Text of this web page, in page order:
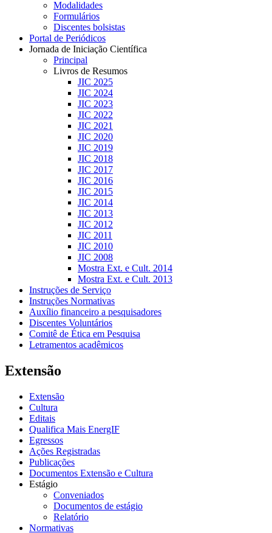
Modalidades
Formulários
Discentes bolsistas
Portal de Periódicos
Jornada de Iniciação Científica
Principal
Livros de Resumos
JIC 2025
JIC 2024
JIC 2023
JIC 2022
JIC 2021
JIC 2020
JIC 2019
JIC 2018
JIC 2017
JIC 2016
JIC 2015
JIC 2014
JIC 2013
JIC 2012
JIC 2011
JIC 2010
JIC 2008
Mostra Ext. e Cult. 2014
Mostra Ext. e Cult. 2013
Instruções de Serviço
Instruções Normativas
Auxílio financeiro a pesquisadores
Discentes Voluntários
Comitê de Ética em Pesquisa
Letramentos acadêmicos
Extensão
Extensão
Cultura
Editais
Qualifica Mais EnergIF
Egressos
Ações Registradas
Publicações
Documentos Extensão e Cultura
Estágio
Conveniados
Documentos de estágio
Relatório
Normativas